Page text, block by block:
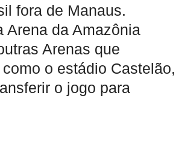
fora de Manaus.
Arena da Amazônia
Arenas que
o estádio Castelão,
o jogo para